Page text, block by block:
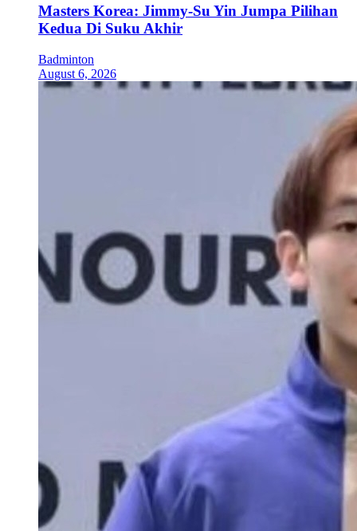
Masters Korea: Jimmy-Su Yin Jumpa Pilihan
Kedua Di Suku Akhir
Badminton
August 6, 2026